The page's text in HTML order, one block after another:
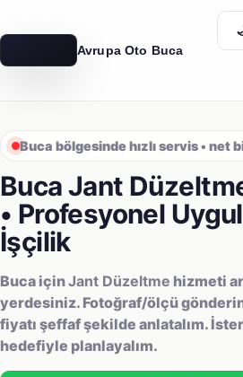
Avrupa Oto Buca
Buca bölgesinde hızlı servis • net
Buca Jant
• Profesyonel
İşçilik
Buca içinJant Düzeltme hizmeti
yerdesiniz. Fotoğraf/ölçü
fiyatı şeffaf şekilde anlatalım.
hedefiyle planlayalım.